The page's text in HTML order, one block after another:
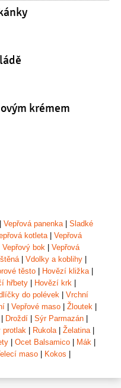
krémem
| Vepřová panenka | Sladké
kotleta | Vepřová
Vepřový bok | Vepřová
| Vdolky a koblihy |
těsto | Hovězí kližka |
hřbety | Hovězí krk |
do polévek | Vrchní
| Vepřové maso | Žloutek |
| Droždí | Sýr Parmazán |
protlak | Rukola | Želatina |
| Ocet Balsamico | Mák |
maso | Kokos |